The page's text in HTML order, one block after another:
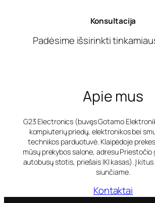
Konsultacija
Padėsime išsirinkti
Apie mus
G23 Electronics (buvęs Gotamo
kompiuterių priedų, elektronikos bei
technikos parduotuvė. Klaipėdoje
mūsų prekybos salone, adresu Priestočio
autobusų stotis, priešais IKI kasas). Į
siunčiame.
Kontaktai